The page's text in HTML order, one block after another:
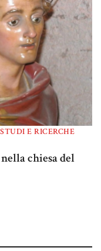
STUDI E RICERCHE
chiesa del